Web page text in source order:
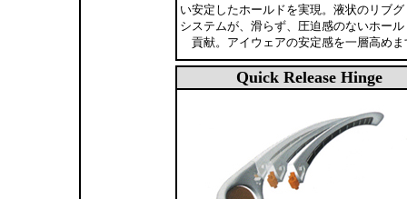
い安定したホールドを実現。液状のリブグ
システムが、滑らず、圧迫感のないホール
貢献。アイウェアの安定感を一層高めま
Quick Release Hinge